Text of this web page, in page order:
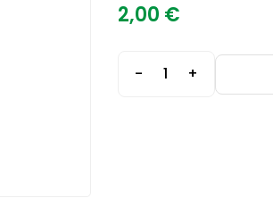
2,00 €
- +